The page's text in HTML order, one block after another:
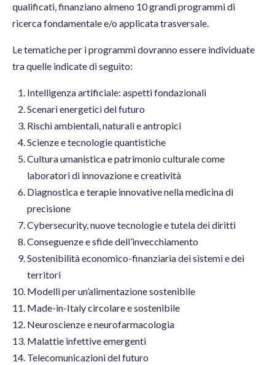
qualificati, finanziano almeno 10 grandi programmi di
ricerca fondamentale e/o applicata trasversale.
Le tematiche per i programmi dovranno essere individuate
tra quelle indicate di seguito:
Intelligenza artificiale: aspetti fondazionali
Scenari energetici del futuro
Rischi ambientali, naturali e antropici
Scienze e tecnologie quantistiche
Cultura umanistica e patrimonio culturale come
laboratori di innovazione e creatività
Diagnostica e terapie innovative nella medicina di
precisione
Cybersecurity, nuove tecnologie e tutela dei diritti
Conseguenze e sfide dell’invecchiamento
Sostenibilità economico-finanziaria dei sistemi e dei
territori
Modelli per un’alimentazione sostenibile
Made-in-Italy circolare e sostenibile
Neuroscienze e neurofarmacologia
Malattie infettive emergenti
Telecomunicazioni del futuro